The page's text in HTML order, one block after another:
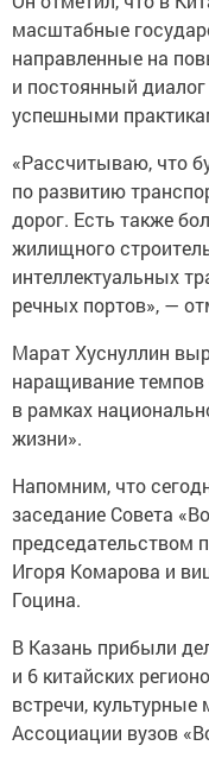
масштабные
направленные на
и постоянный
успешными
«Рассчитываю, что
по развитию
дорог. Есть также
жилищного
интеллектуальных
речных портов», —
Марат Хуснуллин
наращивание
в рамках
жизни».
Напомним, что
заседание Совета
председательством
Игоря Комарова и
Гоцина.
В Казань прибыли
и 6 китайских
встречи,
Ассоциации вузов